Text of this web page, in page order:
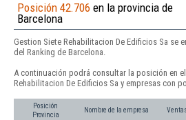
Posición 42.706 en la provincia de
Barcelona
Gestion Siete Rehabilitacion De Edificios Sa se
del Ranking de Barcelona.
A continuación podrá consultar la posición en
Rehabilitacion De Edificios Sa y empresas con
Posición
Provincia
Nombre de la empresa